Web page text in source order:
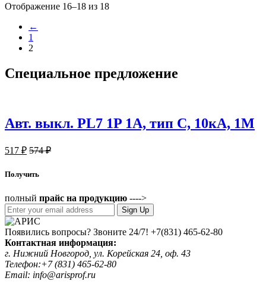
Отображение 16–18 из 18
←
1
2
Специальное предложение
Авт. выкл. PL7 1P 1А, тип С, 10кА, 1М
517 ₽ 574₽
Получить
полный прайс на продукцию ---->
Sign Up
Появились вопросы? Звоните 24/7! +7(831) 465-62-80
Контактная информация:
г. Нижний Новгород, ул. Корейская 24, оф. 43
Телефон:+7 (831) 465-62-80
Email: info@arisprof.ru